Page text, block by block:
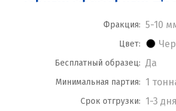
Фракция: 5-10
Цвет:
Бесплатный образец: Да
Минимальная партия: 1
Срок отгрузки: 1-3 дня